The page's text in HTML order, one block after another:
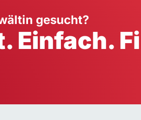
Handwerk
Dienstleistung
gesucht?
Einfach.